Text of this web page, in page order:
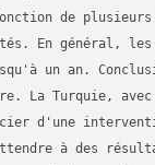
de
En général, les
un an.
Turquie, avec
d'une
à des